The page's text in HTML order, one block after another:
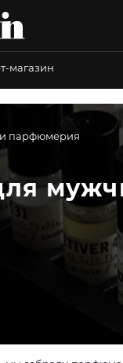
магазин
парфюмерия